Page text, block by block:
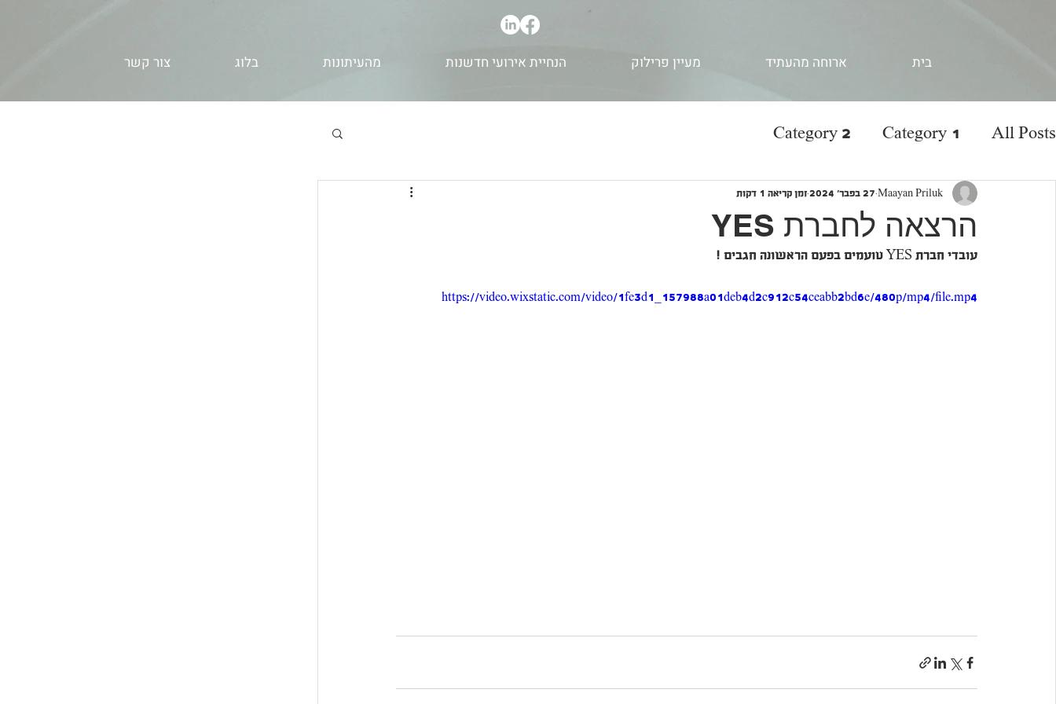
בית ארוחה מהעתיד מעיין פרילוק הנחיית אירועי חדשנות מהעיתונות בלוג צור קשר
All Posts
Category 1
Category 2
הרצאה לחברת YES
Maayan Priluk 27 בפבר׳ 2024 זמן קריאה 1 דקות
עובדי חברת YES טועמים בפעם הראשונה חגבים !
https://video.wixstatic.com/video/1fe3d1_157988a01deb4d2c912c54ceabb2bd6e/480p/mp4/file.mp4